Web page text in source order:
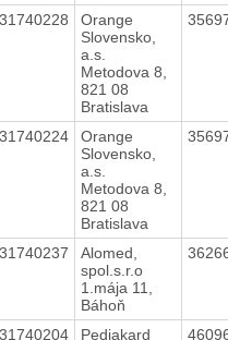
Orange
Slovensko,
a.s.
Metodova 8,
821 08
Bratislava
Orange
Slovensko,
a.s.
Metodova 8,
821 08
Bratislava
Alomed,
spol.s.r.o
1.mája 11,
Báhoň
Pediakard